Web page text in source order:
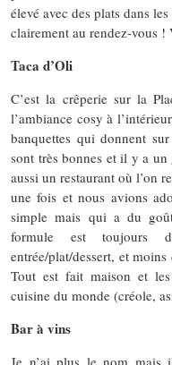
élevé avec des plats dans
clairement au rendez-vous
Taca d’Oli
C’est la crêperie sur la
l’ambiance cosy à
banquettes qui donnent
sont très bonnes et il y a un
aussi un restaurant où l’on
une fois et nous avions
simple mais qui a du
formule est toujours
entrée/plat/dessert, et
Tout est fait maison et
cuisine du monde (créole,
Bar à vins
Je n’ai plus le nom mais